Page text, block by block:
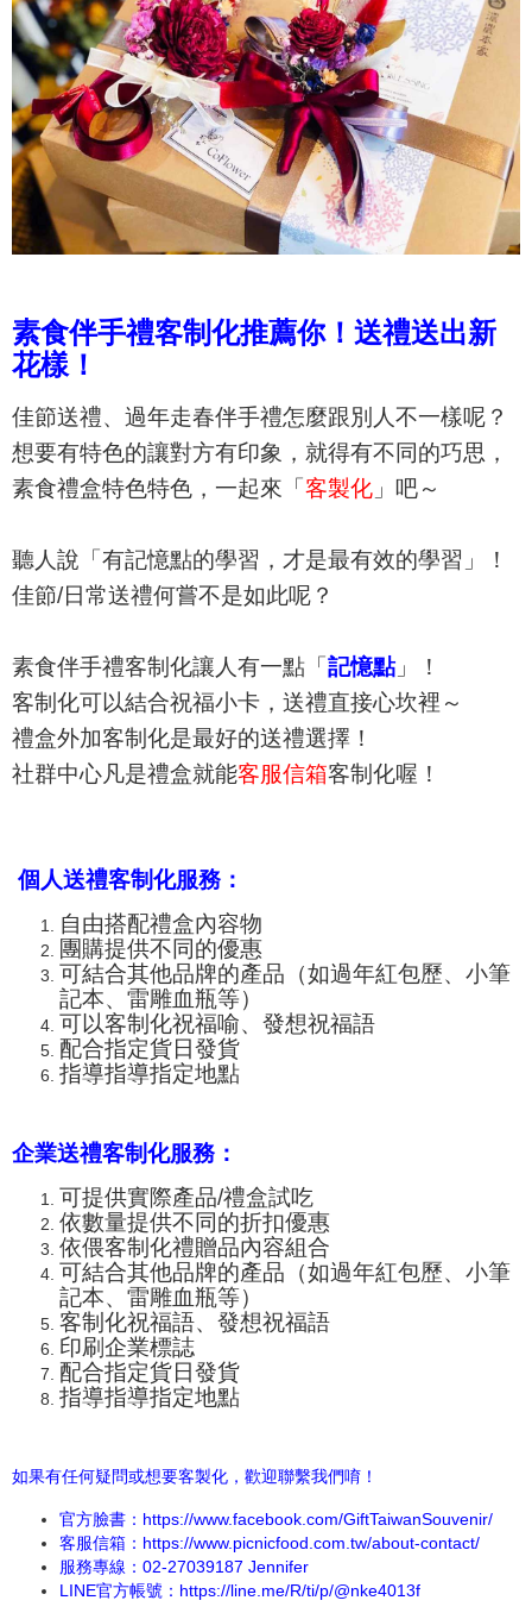
素食伴手禮客制化推薦你！送禮送出新
花樣！
佳節送禮、過年走春伴手禮怎麼跟別人不一樣呢？
想要有特色的讓對方有印象，就得有不同的巧思，
素食禮盒特色特色，一起來「客製化 」吧～
聽人說「有記憶點的學習，才是最有效的學習」！
佳節/日常送禮何嘗不是如此呢？
素食伴手禮客制化讓人有一點「記憶點」！
客制化可以結合祝福小卡，送禮直接心坎裡～
禮盒外加客制化是最好的送禮選擇！
社群中心凡是禮盒就能客服信箱客制化喔！
個人送禮客制化服務：
自由搭配禮盒內容物
團購提供不同的優惠
可結合其他品牌的產品（如過年紅包歷、小筆
記本、 雷雕血瓶等）
可以客制化祝福喻、發想祝福語
配合指定貨日發貨
指導指導指定地點
企業送禮客制化服務：
可提供實際產品/禮盒試吃
依數量提供不同的折扣優惠
依偎客制化禮贈品內容組合
可結合其他品牌的產品（如過年紅包歷、小筆
記本、 雷雕血瓶等）
客制化祝福語、發想祝福語
印刷企業標誌
配合指定貨日發貨
指導指導指定地點
如果有任何疑問或想要客製化，歡迎聯繫我們唷！
官方臉書： https://www.facebook.com/GiftTaiwanSouvenir/
客服信箱：https://www.picnicfood.com.tw/about-contact/
服務專線：02-27039187 Jennifer
LINE官方帳號： https://line.me/R/ti/p/@nke4013f